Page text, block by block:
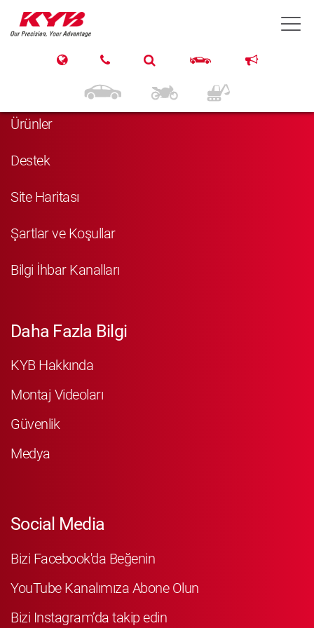
Navigasyon
Ürünler
Destek
Site Haritası
Şartlar ve Koşullar
Bilgi İhbar Kanalları
Daha Fazla Bilgi
KYB Hakkında
Montaj Videoları
Güvenlik
Medya
Social Media
Bizi Facebook'da Beğenin
YouTube Kanalımıza Abone Olun
Bizi Instagram’da takip edin